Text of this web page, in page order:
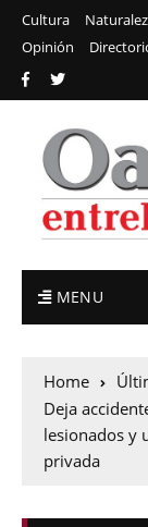
Cultura
Opinión
MENU
Home
Deja
lesionados y
privada